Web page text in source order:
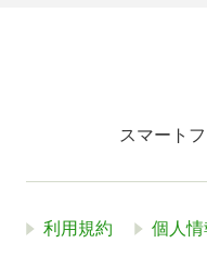
スマート
利用規約 個人